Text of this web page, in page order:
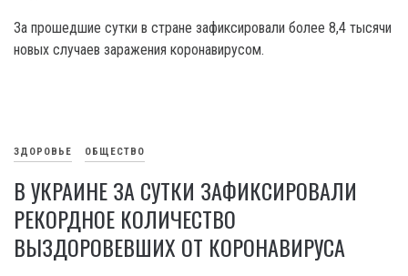
За прошедшие сутки в стране зафиксировали более 8,4 тысячи
новых случаев заражения коронавирусом.
ЗДОРОВЬЕ ОБЩЕСТВО
В УКРАИНЕ ЗА СУТКИ ЗАФИКСИРОВАЛИ
РЕКОРДНОЕ КОЛИЧЕСТВО
ВЫЗДОРОВЕВШИХ ОТ КОРОНАВИРУСА